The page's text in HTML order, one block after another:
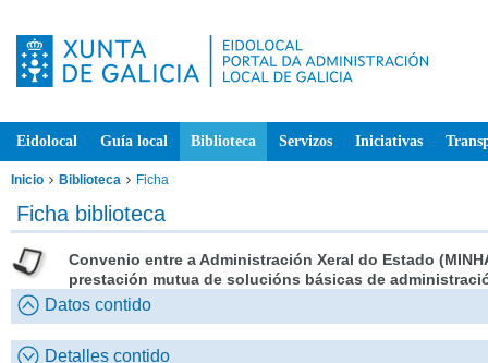
Eidolocal Guía local Biblioteca Servizos Iniciativas
Inicio Biblioteca Ficha
Ficha biblioteca
Convenio entre a Administración Xeral do Estado
prestación mutua de solucións básicas de
Datos contido
Detalles contido